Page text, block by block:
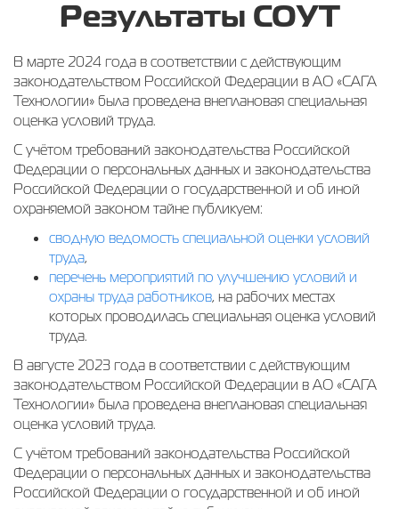
Результаты СОУТ
В марте 2024 года в соответствии с действующим
законодательством Российской Федерации в АО «САГА
Технологии» была проведена внеплановая специальная
оценка условий труда.
С учётом требований законодательства Российской
Федерации о персональных данных и законодательства
Российской Федерации о государственной и об иной
охраняемой законом тайне публикуем:
сводную ведомость специальной оценки условий
труда,
перечень мероприятий по улучшению условий и
охраны труда работников, на рабочих местах
которых проводилась специальная оценка условий
труда.
В августе 2023 года в соответствии с действующим
законодательством Российской Федерации в АО «САГА
Технологии» была проведена внеплановая специальная
оценка условий труда.
С учётом требований законодательства Российской
Федерации о персональных данных и законодательства
Российской Федерации о государственной и об иной